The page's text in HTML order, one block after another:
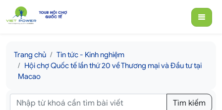
Trang chủ
Tin tức - Kinh nghiệm
Hội chợ Quốc tế lần thứ 20 về Thương mại và Đầu tư tại
Macao
Tìm kiếm